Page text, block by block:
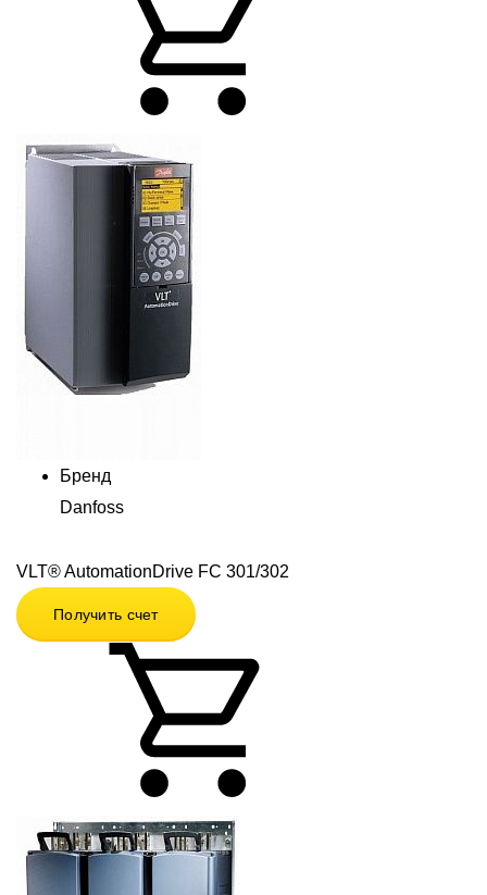
Бренд
Danfoss
VLT® AutomationDrive FC 301/302
Получить счет